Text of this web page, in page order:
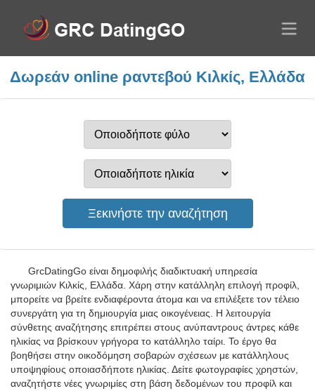
Δωρεάν online ραντεβού Κιλκίς, Ελλάδα
GrcDatingGo είναι δημοφιλής διαδικτυακή υπηρεσία
γνωριμιών Κιλκίς, Ελλάδα. Χάρη στην κατάλληλη επιλογή προφίλ,
μπορείτε να βρείτε ενδιαφέροντα άτομα και να επιλέξετε τον τέλειο
συνεργάτη για τη δημιουργία μιας οικογένειας. Η λειτουργία
σύνθετης αναζήτησης επιτρέπει στους ανύπαντρους άντρες κάθε
ηλικίας να βρίσκουν γρήγορα το κατάλληλο ταίρι. Το έργο θα
βοηθήσει στην οικοδόμηση σοβαρών σχέσεων με κατάλληλους
υποψηφίους οποιασδήποτε ηλικίας. Δείτε φωτογραφίες χρηστών,
αναζητήστε νέες γνωριμίες στη βάση δεδομένων του προφίλ και